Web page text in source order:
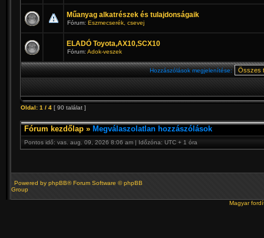
Műanyag alkatrészek és tulajdonságaik
Fórum: Eszmecserék, csevej
ELADÓ Toyota,AX10,SCX10
Fórum: Adok-veszek
Hozzászólások megjelenítése:
Oldal: 1 / 4 [ 90 találat ]
Fórum kezdőlap » Megválaszolatlan hozzászólások
Pontos idő: vas. aug. 09, 2026 8:06 am | Időzóna: UTC + 1 óra
Powered by phpBB® Forum Software © phpBB
Group
Magyar